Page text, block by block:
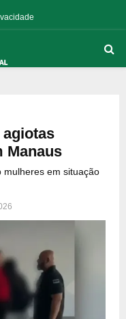
Manaus
mulheres em situação